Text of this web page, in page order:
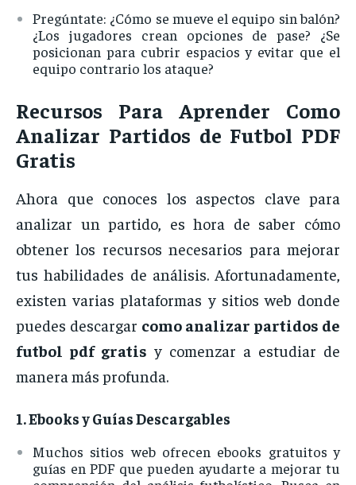
Pregúntate: ¿Cómo se mueve el equipo sinbalón?
¿Los jugadores crean opciones depase? ¿Se
posicionan para cubrir espaciosy evitar que el
equipo contrario los ataque?
Recursos Para Aprender Como
Analizar Partidos de Futbol PDF
Gratis
Ahora que conoces los aspectos clave para
analizar unpartido, eshora de saber cómo
obtenerlos recursosnecesarios paramejorar
tushabilidades de análisis. Afortunadamente,
existenvariasplataformas y sitiosweb donde
puedes descargar como analizar partidos de
futbol pdf gratis y comenzar a estudiar de
manera más profunda.
1.EbooksyGuíasDescargables
Muchos sitiosweb ofrecen ebooks gratuitosy
guías en PDF que pueden ayudarte a mejorar tu